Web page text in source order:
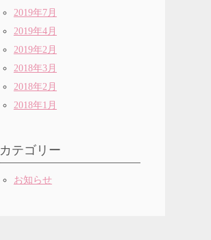
2019年7月
2019年4月
2019年2月
2018年3月
2018年2月
2018年1月
カテゴリー
お知らせ